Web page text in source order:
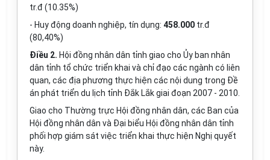
tr.đ (10.35%)
- Huy động doanh nghiệp, tín dụng: 458.000 tr.đ
(80,40%)
Điều 2. Hội đồng nhân dân tỉnh giao cho Ủy ban nhân
dân tỉnh tổ chức triển khai và chỉ đạo các ngành có liên
quan, các địa phương thực hiện các nội dung trong Đề
án phát triển du lịch tỉnh Đắk Lắk giai đoạn 2007 - 2010.
Giao cho Thường trực Hội đồng nhân dân, các Ban của
Hội đồng nhân dân và Đại biểu Hội đồng nhân dân tỉnh
phối hợp giám sát việc triển khai thực hiện Nghị quyết
này.